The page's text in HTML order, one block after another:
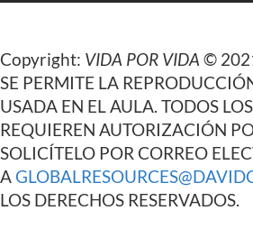
Copyright: VIDA POR VIDA ©
SE PERMITE LA
USADA EN EL AULA. TODOS
REQUIEREN AUTORIZACIÓN
SOLICÍTELO POR CORREO
A
LOS DERECHOS RESERVADOS.